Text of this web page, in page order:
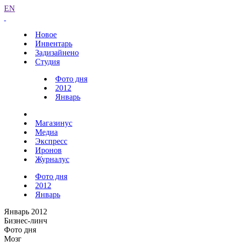
EN
Новое
Инвентарь
Задизайнено
Студия
Фото дня
2012
Январь
Магазинус
Медиа
Экспресс
Иронов
Журналус
Фото дня
2012
Январь
Январь 2012
Бизнес-линч
Фото дня
Мозг